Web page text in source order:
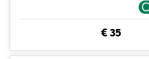
€ 35